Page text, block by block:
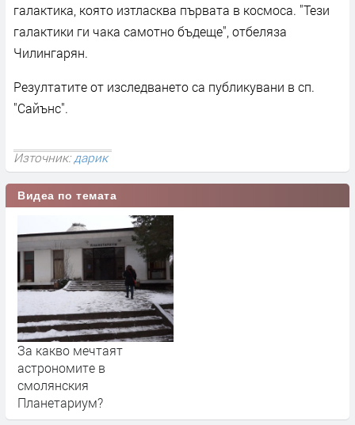
галактика, която изтласква първата в космоса. "Тези
галактики ги чака самотно бъдеще", отбеляза
Чилингарян.
Резултатите от изследването са публикувани в сп.
"Сайънс".
Източник:дарик
Видеа по темата
За какво мечтаят
астрономите в
смолянския
Планетариум?